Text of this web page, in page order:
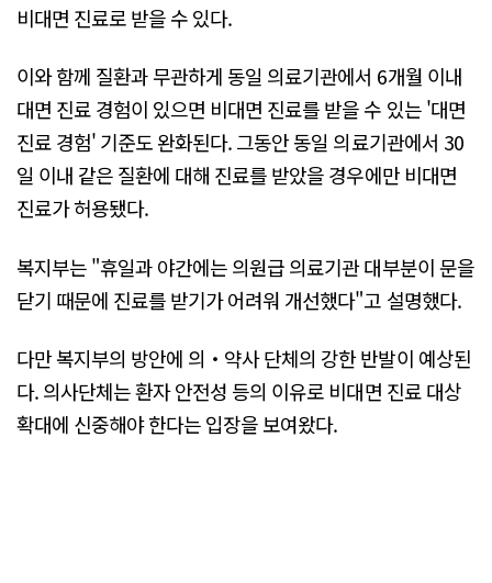
비대면 진료로 받을 수 있다.
이와 함께 질환과 무관하게 동일 의료기관에서 6개월 이내
대면 진료 경험이 있으면 비대면 진료를 받을 수 있는 '대면
진료 경험' 기준도 완화된다. 그동안 동일 의료기관에서 30
일 이내 같은 질환에 대해 진료를 받았을 경우에만 비대면
진료가 허용됐다.
복지부는 "휴일과 야간에는 의원급 의료기관 대부분이 문을
닫기 때문에 진료를 받기가 어려워 개선했다"고 설명했다.
다만 복지부의 방안에 의‧약사 단체의 강한 반발이 예상된
다. 의사단체는 환자 안전성 등의 이유로 비대면 진료 대상
확대에 신중해야 한다는 입장을 보여왔다.